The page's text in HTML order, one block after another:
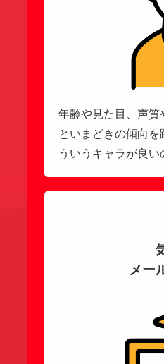
年齢や見た目、声
といまどきの傾向
ういうキャラが良い
メー